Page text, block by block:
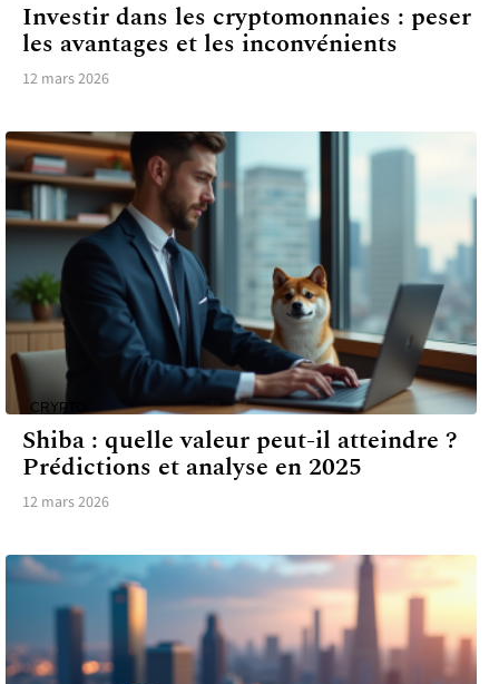
Investir dans les cryptomonnaies : peser
les avantages et les inconvénients
12 mars 2026
CRYPTO
Shiba : quelle valeur peut-il atteindre ?
Prédictions et analyse en 2025
12 mars 2026